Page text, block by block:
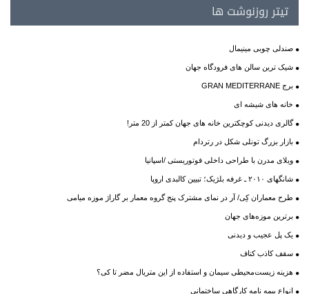
تیتر روزنوشت ها
صندلی چوبی مینیمال
شیک ترین سالن های فرودگاه جهان
برج GRAN MEDITERRANE
خانه های شیشه ای
گالری دیدنی کوچکترین خانه های جهان کمتر از 20 متر!
بازار بزرگ تونلی شکل در رتردام
ویلای مدرن با طراحی داخلی فوتوریستی /اسپانیا
شانگهای ۲۰۱۰ ـ غرفه بلژیک؛ تبیین کالبدی اروپا
طرح معماران کِی/ آر در نمای مشترک پنج گروه معمار بر گاراژ موزه میامی
برترین موزه‌های جهان
یک پل عجیب و دیدنی
سقف کاذب کناف
هزینه زیست‌محیطی سیمان و استفاده از این متریال مضر تا کی؟
انواع بیمه نامه کارگاهی ساختمانی